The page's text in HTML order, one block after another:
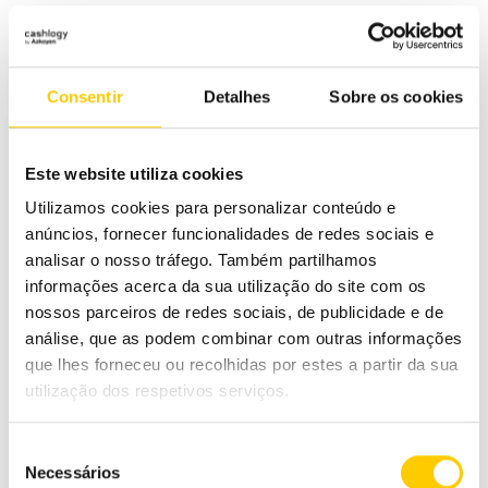
Consentir Detalhes Sobre os cookies
Este website utiliza cookies
Utilizamos cookies para personalizar conteúdo e
anúncios, fornecer funcionalidades de redes sociais e
analisar o nosso tráfego. Também partilhamos
informações acerca da sua utilização do site com os
nossos parceiros de redes sociais, de publicidade e de
análise, que as podem combinar com outras informações
que lhes forneceu ou recolhidas por estes a partir da sua
utilização dos respetivos serviços.
Necessários
Se a sua empresa cumprir estes critérios, será
elegível para a atribuição de uma taxa de
financiamento que corresponde a 20% da redução
do volume de negócios da empresa, com um limite
de até 7.500 euros para microempresas e 40.000
euros para pequenas empresas.
Nos casos em que a empresa esteja encerrada
administrativamente (CAE 56302, 56304, 56305,
o limite de financiamento sobe
para 11.250 euros para microempresas e 60.000